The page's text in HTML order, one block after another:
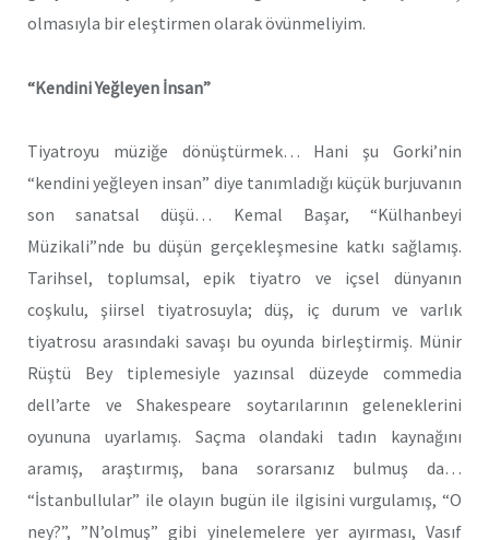
olmasıyla bir eleştirmen olarak övünmeliyim.
“Kendini Yeğleyen İnsan”
Tiyatroyu müziğe dönüştürmek… Hani şu Gorki’nin
“kendini yeğleyen insan” diye tanımladığı küçük burjuvanın
son sanatsal düşü… Kemal Başar, “Külhanbeyi
Müzikali”nde bu düşün gerçekleşmesine katkı sağlamış.
Tarihsel, toplumsal, epik tiyatro ve içsel dünyanın
coşkulu, şiirsel tiyatrosuyla; düş, iç durum ve varlık
tiyatrosu arasındaki savaşı bu oyunda birleştirmiş. Münir
Rüştü Bey tiplemesiyle yazınsal düzeyde commedia
dell’arte ve Shakespeare soytarılarının geleneklerini
oyununa uyarlamış. Saçma olandaki tadın kaynağını
aramış, araştırmış, bana sorarsanız bulmuş da…
“İstanbullular” ile olayın bugün ile ilgisini vurgulamış, “O
ney?”, ”N’olmuş” gibi yinelemelere yer ayırması, Vasıf